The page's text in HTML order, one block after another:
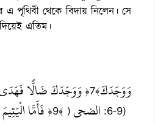
এ পৃথিবী থেকে বিদায় নিলেন। সে
এতিম।
وَوَجَدَكَ ضَالًّا ﴿7﴾وَوَجَدَكَ
فَأَمَّا ﴿9﴾ ) الضحى :6-9)